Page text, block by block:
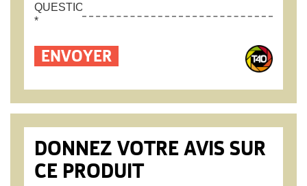
QUESTION
*
DONNEZ VOTRE AVIS SUR
CE PRODUIT